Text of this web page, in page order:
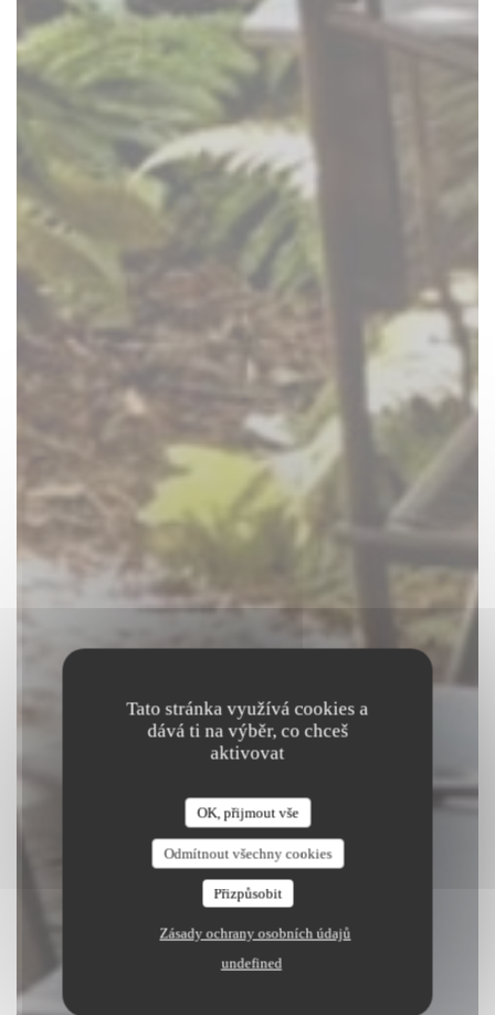
Tato stránka využívá cookies a
dává ti na výběr, co chceš
aktivovat
OK, přijmout vše
Odmítnout všechny cookies
Přizpůsobit
Zásady ochrany osobních údajů
undefined
La Vieille Auberge
|SIVRY COURTRY
REZERVOVAT STŮL